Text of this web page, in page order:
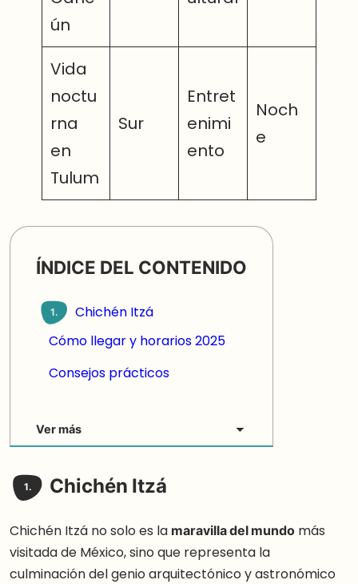
ún
Vida
noctu
rna
en
Tulum
Sur
Entret
enimi
ento
Noch
e
ÍNDICE DEL CONTENIDO
1.
Chichén Itzá
Cómo llegar y horarios 2025
Consejos prácticos
Ver más
1. Chichén Itzá
Chichén Itzá no solo es la maravilla del mundo más
visitada de México, sino que representa la
culminación del genio arquitectónico y astronómico